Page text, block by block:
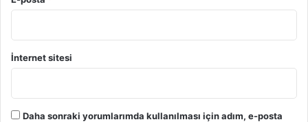
İnternet sitesi
Daha sonraki yorumlarımda kullanılması için adım, e-posta